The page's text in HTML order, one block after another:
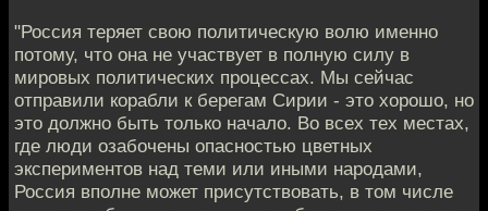
"Россия теряет свою политическую волю именно
потому, что она не участвует в полную силу в
мировых политических процессах. Мы сейчас
отправили корабли к берегам Сирии - это хорошо, но
это должно быть только начало. Во всех тех местах,
где люди озабочены опасностью цветных
экспериментов над теми или иными народами,
Россия вполне может присутствовать, в том числе